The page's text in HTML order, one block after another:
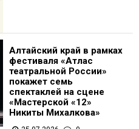
Алтайский край в рамках
фестиваля «Атлас
театральной России»
покажет семь
спектаклей на сцене
«Мастерской «12»
Никиты Михалкова»